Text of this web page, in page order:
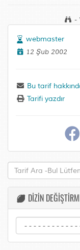
-
webmaster
12 Şub 2002
Bu tarif
Tarifi yazdır
DİZİN